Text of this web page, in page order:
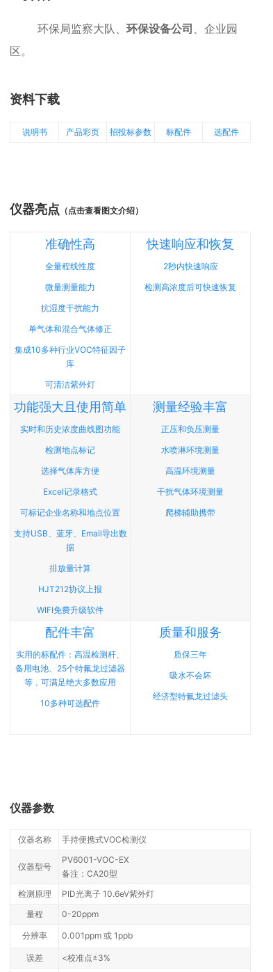
环保局监察大队、 环保设备公司 、企业园
区。
资料下载
说明书 产品彩页 招投标参数 标配件 选配件
仪器亮点 （点击查看图文介绍）
准确性高
全量程线性度
微量测量能力
抗湿度干扰能力
单气体和混合气体修正
集成10多种行业VOC特征因子
库
可清洁紫外灯
快速响应和恢复
2秒内快速响应
检测高浓度后可快速恢复
功能强大且使用简单
实时和历史浓度曲线图功能
检测地点标记
选择气体库方便
Excel记录格式
可标记企业名称和地点位置
支持USB、蓝牙、Email导出数
据
排放量计算
HJT212协议上报
WIFI免费升级软件
测量经验丰富
正压和负压测量
水喷淋环境测量
高温环境测量
干扰气体环境测量
爬梯辅助携带
配件丰富
实用的标配件：高温检测杆、
备用电池、25个特氟龙过滤器
等，可满足绝大多数应用
10多种可选配件
质量和服务
质保三年
吸水不会坏
经济型特氟龙过滤头
仪器参数
仪器名称 手持便携式VOC检测仪
仪器型号
PV6001-VOC-EX
备注：CA20型
检测原理
PID光离子 10.6eV紫外灯
量程
0-20ppm
分辨率 0.001ppm 或 1ppb
误差
<校准点±3%